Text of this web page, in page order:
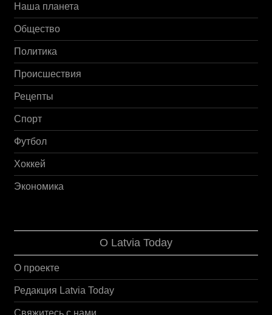
Наша планета
Общество
Политика
Происшествия
Рецепты
Спорт
Футбол
Хоккей
Экономика
О Latvia Today
О проекте
Редакция Latvia Today
Свяжитесь с нами